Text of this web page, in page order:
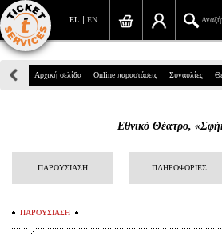
EN
EL
Πανεπιστημίου 39, Αθήνα
info@ticketservices.gr
Αναζήτηση
Παραγγελία
Αρχική σελίδα Online παραστάσεις Συναυλίες
Εθνικό Θέατρο,
ΠΑΡΟΥΣΙΑΣΗ ΠΛΗΡΟΦΟΡΙΕΣ
ΠΑΡΟΥΣΙΑΣΗ